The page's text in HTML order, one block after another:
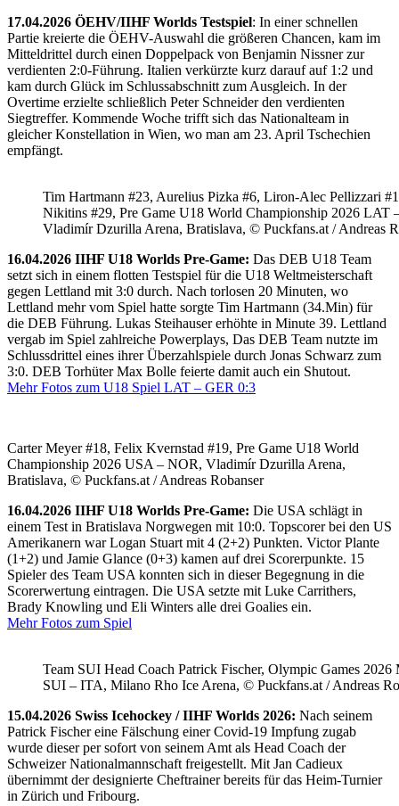
17.04.2026 ÖEHV/IIHF Worlds Testspiel: In einer schnellen
Partie kreierte die ÖEHV-Auswahl die größeren Chancen, kam im
Mitteldrittel durch einen Doppelpack von Benjamin Nissner zur
verdienten 2:0-Führung. Italien verkürzte kurz darauf auf 1:2 und
kam durch Glück im Schlussabschnitt zum Ausgleich. In der
Overtime erzielte schließlich Peter Schneider den verdienten
Siegtreffer. Kommende Woche trifft sich das Nationalteam in
gleicher Konstellation in Wien, wo man am 23. April Tschechien
empfängt.
Tim Hartmann #23, Aurelius Pizka #6, Liron-Alec Pellizzari
Nikitins #29, Pre Game U18 World Championship 2026 LAT
Vladimír Dzurilla Arena, Bratislava, © Puckfans.at / Andreas
16.04.2026 IIHF U18 Worlds Pre-Game: Das DEB U18 Team
setzt sich in einem flotten Testspiel für die U18 Weltmeisterschaft
gegen Lettland mit 3:0 durch. Nach torlosen 20 Minuten, wo
Lettland mehr vom Spiel hatte sorgte Tim Hartmann (34.Min) für
die DEB Führung. Lukas Steihauser erhöhte in Minute 39. Lettland
vergab im Spiel zahlreiche Powerplays, Das DEB Team nutzte im
Schlussdrittel eines ihrer Überzahlspiele durch Jonas Schwarz zum
3:0. DEB Torhüter Max Bolle feierte damit auch ein Shutout.
Mehr Fotos zum U18 Spiel LAT – GER 0:3
Carter Meyer #18, Felix Kvernstad #19, Pre Game U18 World
Championship 2026 USA – NOR, Vladimír Dzurilla Arena,
Bratislava, © Puckfans.at / Andreas Robanser
16.04.2026 IIHF U18 Worlds Pre-Game: Die USA schlägt in
einem Test in Bratislava Norgwegen mit 10:0. Topscorer bei den US
Amerikanern war Logan Stuart mit 4 (2+2) Punkten. Victor Plante
(1+2) und Jamie Glance (0+3) kamen auf drei Scorerpunkte. 15
Spieler des Team USA konnten sich in dieser Begegnung in die
Scorerwertung eintragen. Die USA setzte mit Luke Carrithers,
Brady Knowling und Eli Winters alle drei Goalies ein.
Mehr Fotos zum Spiel
Team SUI Head Coach Patrick Fischer, Olympic Games 2026
SUI – ITA, Milano Rho Ice Arena, © Puckfans.at / Andreas
15.04.2026 Swiss Icehockey / IIHF Worlds 2026: Nach seinem
Patrick Fischer eine Fälschung einer Covid-19 Impfung zugab
wurde dieser per sofort von seinem Amt als Head Coach der
Schweizer Nationalmannschaft freigestellt. Mit Jan Cadieux
übernimmt der designierte Cheftrainer bereits für das Heim-Turnier
in Zürich und Fribourg.